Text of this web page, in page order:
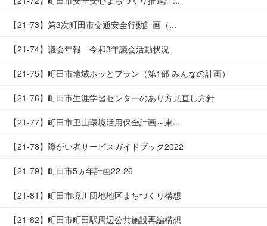
【21-73】第3次町田市交通安全行動計画（...
【21-74】議会年報 令和3年議会活動状況
【21-75】町田市地域ホッとプラン（第1部 みんなの計画）
【21-76】町田市生涯学習センターのあり方見直し方針
【21-77】町田市里山環境活用保全計画～東...
【21-78】障がい者サービスガイドブック2022
【21-79】町田市5ヵ年計画22-26
【21-81】町田市境川団地地区まちづくり構想
【21-82】町田市町田駅周辺公共施設再編構想